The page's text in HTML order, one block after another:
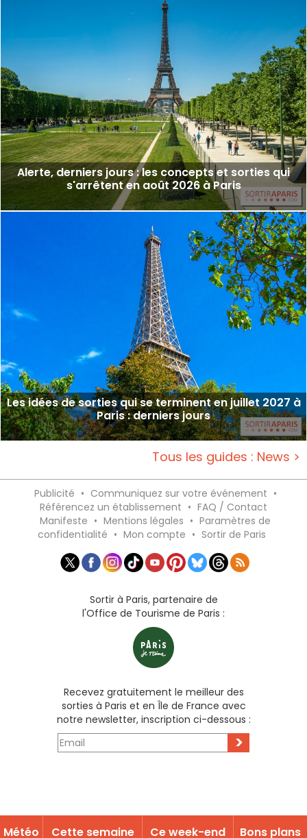
Alerte, derniers jours : les concepts et sorties qui
s'arrêtent en août 2026 à Paris
Les idées de sorties qui se terminent en juillet 2027 à
Paris : derniers jours
Tous les guides : News >
Publicité • Communiquez sur votre événement •
Référencez un établissement • FAQ / Contact
Manifeste • Mentions légales • Paramètres de
confidentialité • Mon compte • Sortir de Paris
Sortir à Paris, partenaire de
l'Office de Tourisme de Paris :
Recevez gratuitement le meilleur des
sorties à Paris et en Île de France avec
notre newsletter, inscription ci-dessous :
>
Météo Cette semaine Ce week-end Bons plans